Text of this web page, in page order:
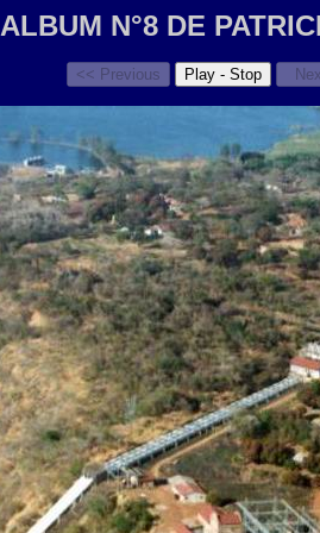
ALBUM N°8 DE